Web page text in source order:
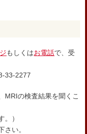
もしくはお電話で、受
33-2277
MRIの検査結果を聞くこ
。）
さい。